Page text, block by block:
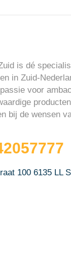
is dé
in Zuid-
voor
bij de wensen
100 6135 LL